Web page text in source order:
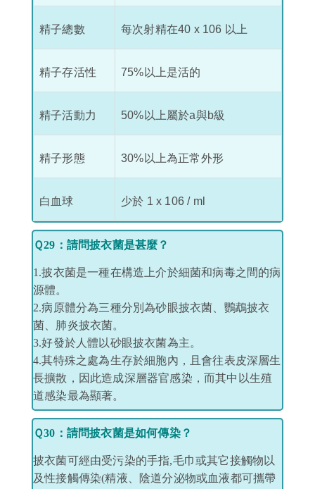
精子總數 每次射精在40 x 106 以上
精子存活性 75%以上是活的
精子活動力 50%以上屬於a與b級
精子形態 30%以上為正常外形
白血球 少於 1 x 106 / ml
Ｑ29：請問披衣菌是甚麼？
1.披衣菌是一種在構造上介於細菌和病毒之間的病
源體。
2.病原體分為三種分別為砂眼披衣菌、鸚鵡披衣
菌、肺炎披衣菌。
3.好發於人體以砂眼披衣菌為主。
4.其特殊之處為生存於細胞內，且會往表皮深層生
長擴散，因此造成深層器官感染，而其中以生殖
道感染最為顯著。
Ｑ30：請問披衣菌是如何傳染？
披衣菌可經由受污染的手指,毛巾或其它接觸物以
及性接觸傳染(精液、陰道分泌物或血液都可攜帶